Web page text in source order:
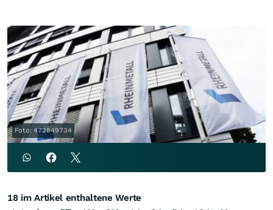
Foto: 472849734
18 im Artikel enthaltene Werte